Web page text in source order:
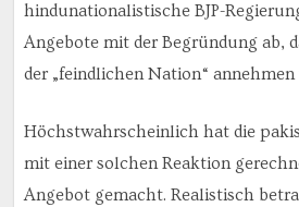
hindunationalistische BJP-
Angebote mit der Begründung ab,
der „feindlichen Nation“ annehmen
Höchstwahrscheinlich hat die
mit einer solchen Reaktion
Angebot gemacht. Realistisch